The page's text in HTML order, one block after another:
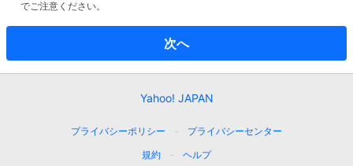
でご注意ください。
次へ
Yahoo! JAPAN
プライバシーポリシー
プライバシーセンター
規約
ヘルプ